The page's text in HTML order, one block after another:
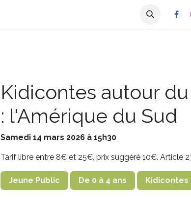
Kidicontes autour
: l'Amérique du Sud
Samedi 14 mars 2026 à 15h30
Tarif libre entre 8€ et 25€, prix suggéré 10€. Article
Jeune Public De 0 à 4 ans Kidicontes